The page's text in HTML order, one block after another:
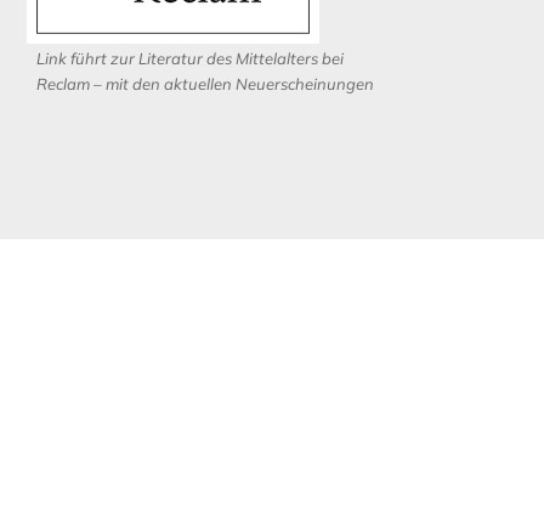
Link führt zur Literatur des Mittelalters bei
Reclam – mit den aktuellen Neuerscheinungen